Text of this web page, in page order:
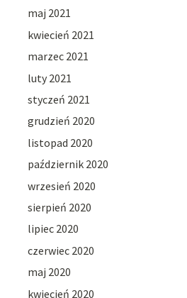
maj 2021
kwiecień 2021
marzec 2021
luty 2021
styczeń 2021
grudzień 2020
listopad 2020
październik 2020
wrzesień 2020
sierpień 2020
lipiec 2020
czerwiec 2020
maj 2020
kwiecień 2020